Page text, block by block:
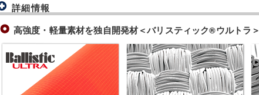
詳細情報
高強度・軽量素材を独自開発材＜バリスティック®ウルトラ＞